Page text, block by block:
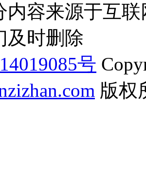
内容来源于互
及时删除
号
版权